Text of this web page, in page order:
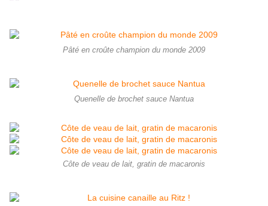
Pâté en croûte champion du monde 2009
Quenelle de brochet sauce Nantua
Côte de veau de lait, gratin de macaronis